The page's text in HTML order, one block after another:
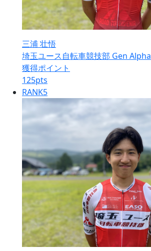
三浦 壮悟
埼玉ユース自転車競技部 Gen Alpha
獲得ポイント
125pts
RANK5